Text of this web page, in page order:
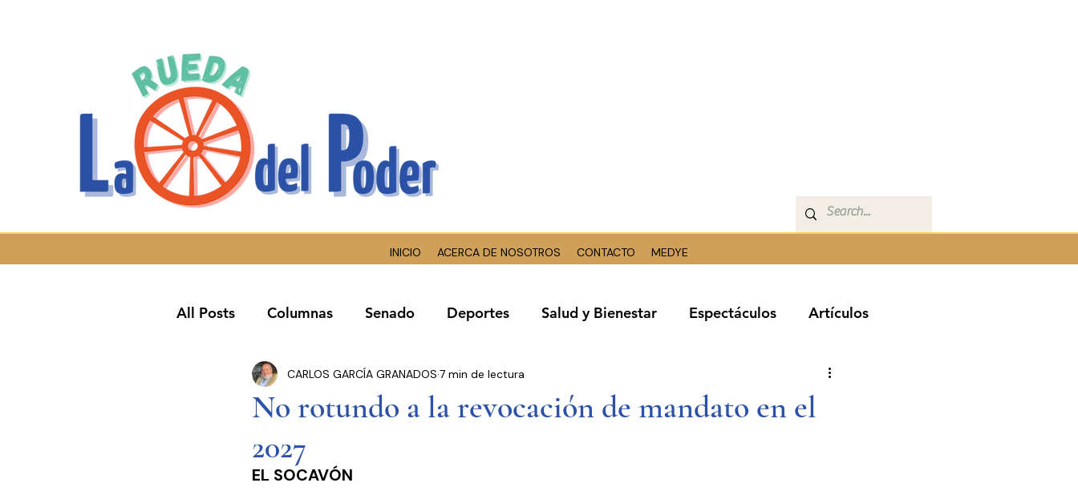
INICIO ACERCA DE NOSOTROS CONTACTO MEDYE
All Posts Columnas Senado Deportes Salud y Bienestar Espectáculos Artículos
Congreso Cdmx Presidencia Entrevistas
Seguridad Pública
No rotundo a la revocación de mandato en el
2027
CARLOS GARCÍA GRANADOS 7 min de lectura
EL SOCAVÓN